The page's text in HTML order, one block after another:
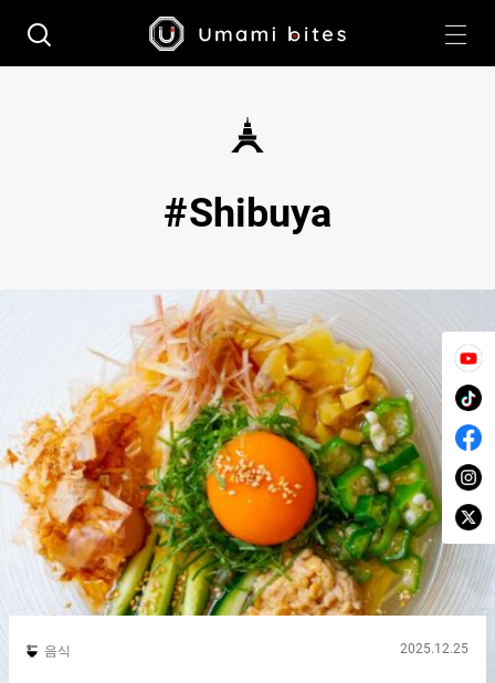
Shibuya
음식 2025.12.25